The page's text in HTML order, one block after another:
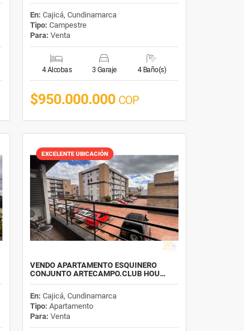
En: Cajicá, Cundinamarca
Tipo: Campestre
Para: Venta
4 Alcobas 3 Garaje 4 Baño(s)
$950.000.000 COP
EXCELENTE UBICACIÓN
VENDO APARTAMENTO ESQUINERO
CONJUNTO ARTECAMPO.CLUB HOU…
En: Cajicá, Cundinamarca
Tipo: Apartamento
Para: Venta